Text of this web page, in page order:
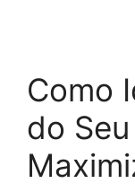
Como
do